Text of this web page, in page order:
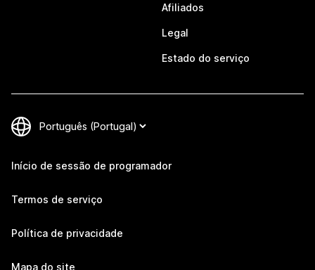
Afiliados
Legal
Estado do serviço
Início de sessão de programador
Termos de serviço
Política de privacidade
Mapa do site